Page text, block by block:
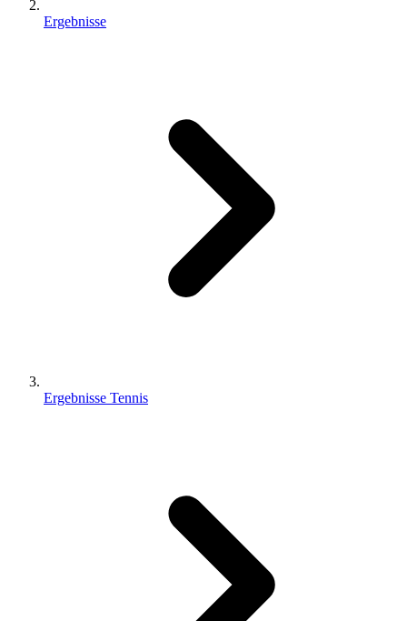
Ergebnisse
Ergebnisse Tennis